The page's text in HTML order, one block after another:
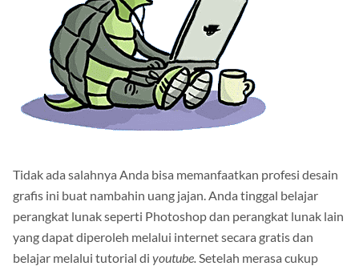
Tidak ada salahnya Anda bisa memanfaatkan profesi desain
grafis ini buat nambahin uang jajan. Anda tinggal belajar
perangkat lunak seperti Photoshop dan perangkat lunak lain
yang dapat diperoleh melalui internet secara gratis dan
belajar melalui tutorial di youtube. Setelah merasa cukup